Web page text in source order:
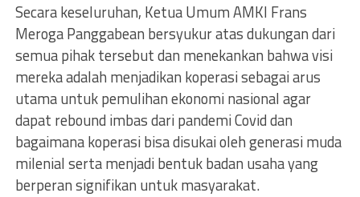
Secara keseluruhan, Ketua Umum AMKI Frans
Meroga Panggabean bersyukur atas dukungan dari
semua pihak tersebut dan menekankan bahwa visi
mereka adalah menjadikan koperasi sebagai arus
utama untuk pemulihan ekonomi nasional agar
dapat rebound imbas dari pandemi Covid dan
bagaimana koperasi bisa disukai oleh generasi muda
milenial serta menjadi bentuk badan usaha yang
berperan signifikan untuk masyarakat.